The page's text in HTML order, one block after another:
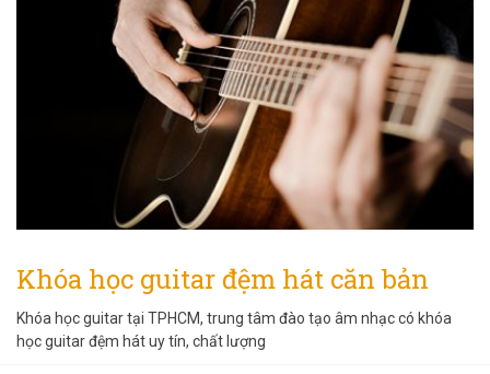
Khóa học guitar đệm hát căn bản
Khóa học guitar tại TPHCM, trung tâm đào tạo âm nhạc có khóa
học guitar đệm hát uy tín, chất lượng